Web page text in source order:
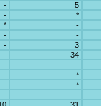
- 5
- *
* -
- -
- 3
- 34
- -
- *
- *
- -